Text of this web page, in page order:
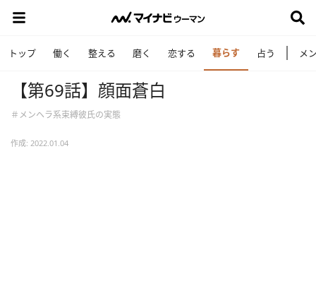
トップ 働く 整える 磨く 恋する 暮らす 占う メ
【第69話】顔面蒼白
＃メンヘラ系束縛彼氏の実態
作成: 2022.01.04